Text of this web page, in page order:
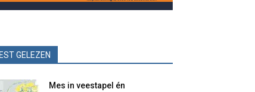
GELEZEN
Mes in veestapel én